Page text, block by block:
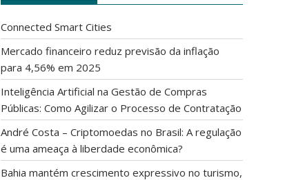
Connected Smart Cities
Mercado financeiro reduz previsão da inflação
para 4,56% em 2025
Inteligência Artificial na Gestão de Compras
Públicas: Como Agilizar o Processo de Contratação
André Costa – Criptomoedas no Brasil: A regulação
é uma ameaça à liberdade econômica?
Bahia mantém crescimento expressivo no turismo,